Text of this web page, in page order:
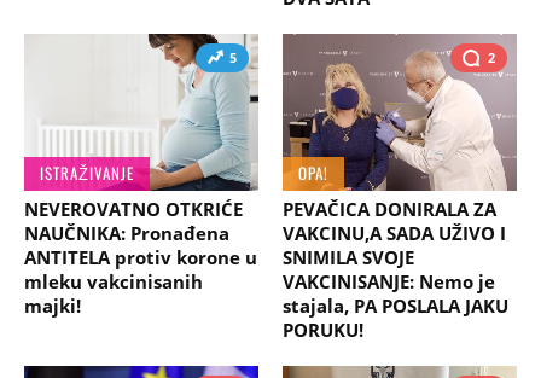
5
ISTRAŽIVANJE
NEVEROVATNO OTKRIĆE
NAUČNIKA: Pronađena
ANTITELA protiv korone u
mleku vakcinisanih
majki!
2
OPA!
PEVAČICA DONIRALA ZA
VAKCINU,A SADA UŽIVO I
SNIMILA SVOJE
VAKCINISANJE: Nemo je
stajala, PA POSLALA JAKU
PORUKU!